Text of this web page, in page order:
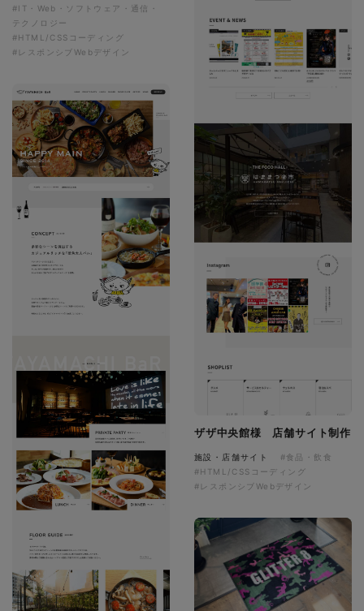
#IT・Web・ソフトウェア・通信・
テクノロジー
#HTML/CSSコーディング
#レスポンシブWebデザイン
ザザ中央館様 店舗サイト制作
施設・店舗サイト
#食品・飲食
#HTML/CSSコーディング
#レスポンシブWebデザイン